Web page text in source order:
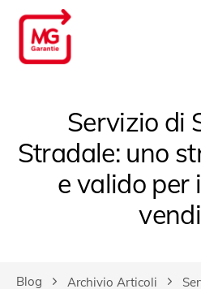
Servizio di
Stradale: uno
e valido per
Blog Archivio Articoli